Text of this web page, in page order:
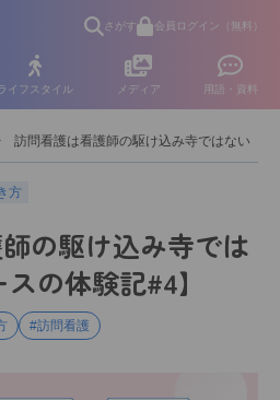
さがす 会員ログイン（無料）
イフスタイル メディア 用語・資料
訪問看護は看護師の駆け込み寺ではない【
方
の駆け込み寺では
の体験記#4】
#訪問看護